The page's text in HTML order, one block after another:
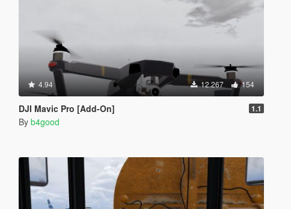
4.94 12.267 154
DJI Mavic Pro [Add-On] 1.1
By b4good